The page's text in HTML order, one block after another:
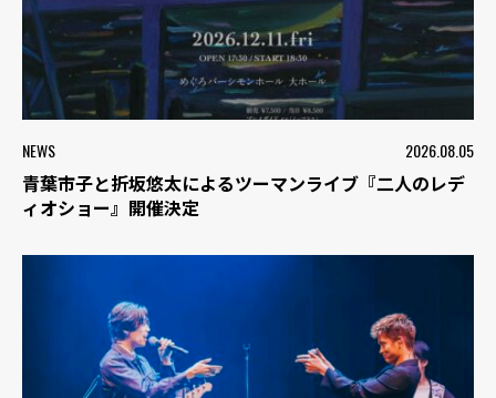
NEWS 2026.08.05
青葉市子と折坂悠太によるツーマンライブ『二人のレデ
ィオショー』開催決定